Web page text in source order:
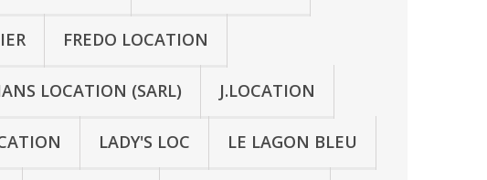
FREDO LOCATION
LOCATION (SARL) J.LOCATION
LADY'S LOC LE LAGON BLEU